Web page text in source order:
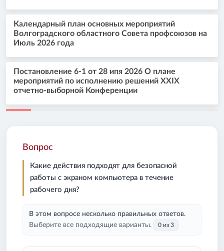
Календарный план основных мероприятий
Волгоградского областного Совета профсоюзов на
Июль 2026 года
Постановление 6-1 от 28 ипя 2026 О плане
мероприятий по исполнению решений XXIX
отчетно-выборной Конференции
Вопрос
Какие действия подходят для безопасной
работы с экраном компьютера в течение
рабочего дня?
В этом вопросе несколько правильных ответов.
Выберите все подходящие варианты.
0 из 3